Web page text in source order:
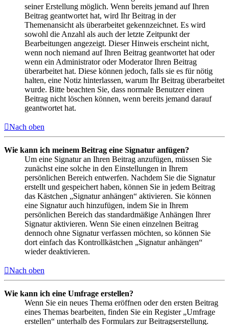
seiner Erstellung möglich. Wenn bereits jemand auf Ihren
Beitrag geantwortet hat, wird Ihr Beitrag in der
Themenansicht als überarbeitet gekennzeichnet. Es wird
sowohl die Anzahl als auch der letzte Zeitpunkt der
Bearbeitungen angezeigt. Dieser Hinweis erscheint nicht,
wenn noch niemand auf Ihren Beitrag geantwortet hat oder
wenn ein Administrator oder Moderator Ihren Beitrag
überarbeitet hat. Diese können jedoch, falls sie es für nötig
halten, eine Notiz hinterlassen, warum Ihr Beitrag überarbeitet
wurde. Bitte beachten Sie, dass normale Benutzer einen
Beitrag nicht löschen können, wenn bereits jemand darauf
geantwortet hat.
Nach oben
Wie kann ich meinem Beitrag eine Signatur anfügen?
Um eine Signatur an Ihren Beitrag anzufügen, müssen Sie
zunächst eine solche in den Einstellungen in Ihrem
persönlichen Bereich entwerfen. Nachdem Sie die Signatur
erstellt und gespeichert haben, können Sie in jedem Beitrag
das Kästchen „Signatur anhängen“ aktivieren. Sie können
eine Signatur auch hinzufügen, indem Sie in Ihrem
persönlichen Bereich das standardmäßige Anhängen Ihrer
Signatur aktivieren. Wenn Sie einen einzelnen Beitrag
dennoch ohne Signatur verfassen möchten, so können Sie
dort einfach das Kontrollkästchen „Signatur anhängen“
wieder deaktivieren.
Nach oben
Wie kann ich eine Umfrage erstellen?
Wenn Sie ein neues Thema eröffnen oder den ersten Beitrag
eines Themas bearbeiten, finden Sie ein Register „Umfrage
erstellen“ unterhalb des Formulars zur Beitragserstellung.